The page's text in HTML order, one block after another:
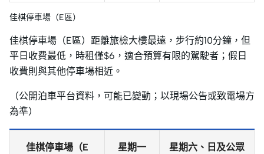
佳棋停車場（E區）
佳棋停車場（E區）距離旅檢大樓最遠，步行約10分鐘，但
平日收費最低，時租僅$6，適合預算有限的駕駛者；假日
收費則與其他停車場相近。
（公開泊車平台資料，可能已變動；以現場公告或致電場方
為準）
佳棋停車場（E
星期一
星期六、日及公眾